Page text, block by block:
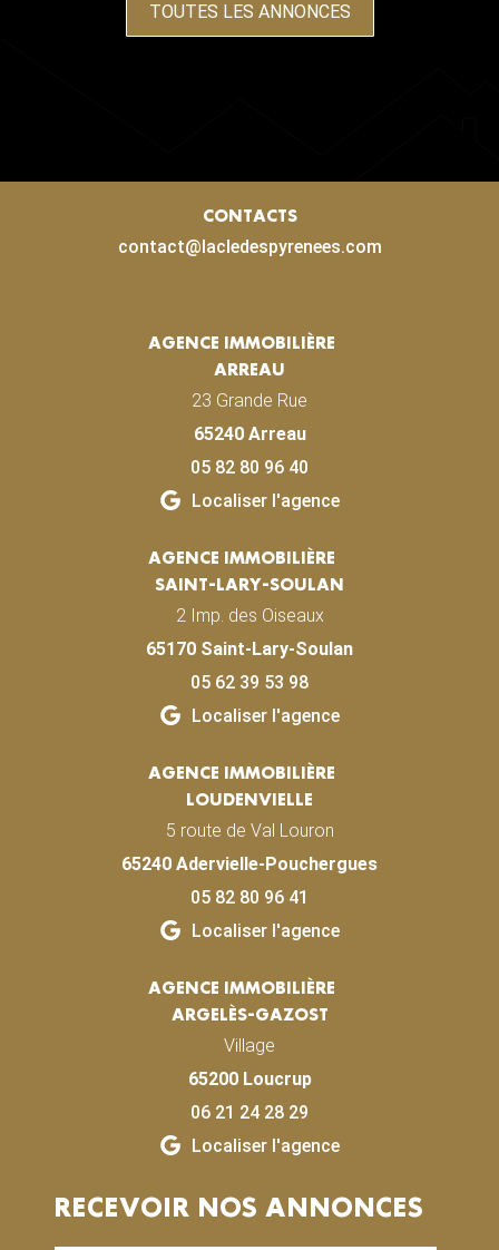
TOUTES LES ANNONCES
CONTACTS
contact@lacledespyrenees.com
AGENCE IMMOBILIÈRE
ARREAU
23 Grande Rue
65240 Arreau
05 82 80 96 40
Localiser l'agence
AGENCE IMMOBILIÈRE
SAINT-LARY-SOULAN
2 Imp. des Oiseaux
65170 Saint-Lary-Soulan
05 62 39 53 98
Localiser l'agence
AGENCE IMMOBILIÈRE
LOUDENVIELLE
5 route de Val Louron
65240 Adervielle-Pouchergues
05 82 80 96 41
Localiser l'agence
AGENCE IMMOBILIÈRE
ARGELÈS-GAZOST
Village
65200 Loucrup
06 21 24 28 29
Localiser l'agence
RECEVOIR NOS ANNONCES